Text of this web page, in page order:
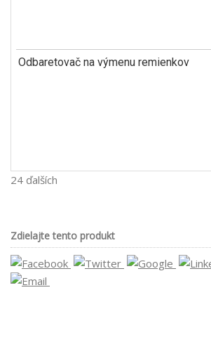
Odbaretovač na výmenu remienkov
24 ďalších
Zdielajte tento produkt